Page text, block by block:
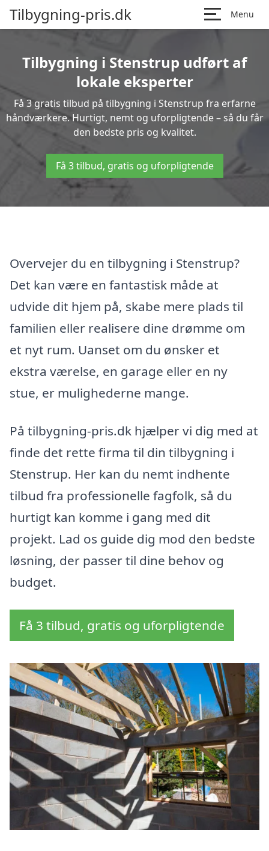
Tilbygning-pris.dk Menu
Tilbygning i Stenstrup udført af
lokale eksperter
Få 3 gratis tilbud på tilbygning i Stenstrup fra erfarne
håndværkere. Hurtigt, nemt og uforpligtende – så du får
den bedste pris og kvalitet.
Få 3 tilbud, gratis og uforpligtende
Overvejer du en tilbygning i Stenstrup?
Det kan være en fantastisk måde at
udvide dit hjem på, skabe mere plads til
familien eller realisere dine drømme om
et nyt rum. Uanset om du ønsker et
ekstra værelse, en garage eller en ny
stue, er mulighederne mange.
På tilbygning-pris.dk hjælper vi dig med at
finde det rette firma til din tilbygning i
Stenstrup. Her kan du nemt indhente
tilbud fra professionelle fagfolk, så du
hurtigt kan komme i gang med dit
projekt. Lad os guide dig mod den bedste
løsning, der passer til dine behov og
budget.
Få 3 tilbud, gratis og uforpligtende